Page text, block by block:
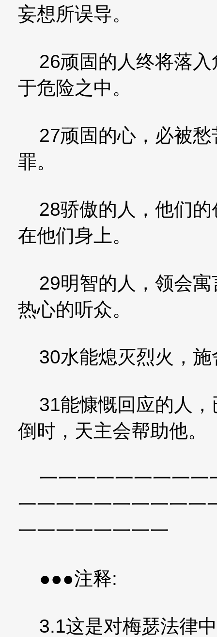
妄想所误导。
26顽固的人终将落入
于危险之中。
27顽固的心，必被愁
罪。
28骄傲的人，他们的
在他们身上。
29明智的人，领会寓
热心的听众。
30水能熄灭烈火，施
31能慷慨回应的人，
倒时，天主会帮助他。
一一一一一一一一一
一一一一一一一一一一
一一一一一一一一
●●●注释:
3.1这是对梅瑟法律